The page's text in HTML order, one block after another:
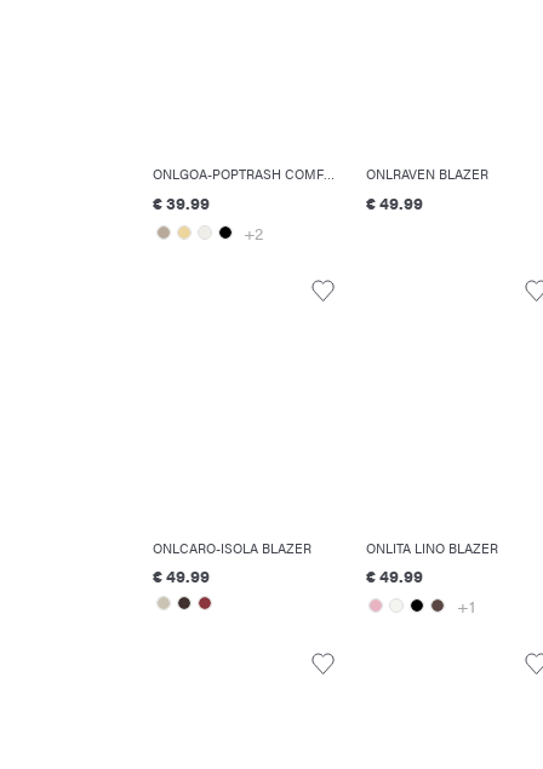
ONLGOA-POPTRASH COMFORT FIT LINO PANTALONI
€ 39.99
+2
ONLRAVEN BLAZER
€ 49.99
ONLCARO-ISOLA BLAZER
€ 49.99
ONLITA LINO BLAZER
€ 49.99
+1